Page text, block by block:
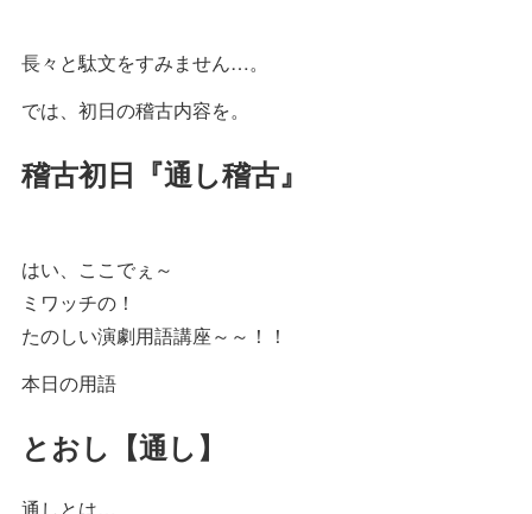
長々と駄文をすみません…。
では、初日の稽古内容を。
稽古初日『通し稽古』
はい、ここでぇ～
ミワッチの！
たのしい演劇用語講座～～！！
本日の用語
とおし【通し】
通しとは…